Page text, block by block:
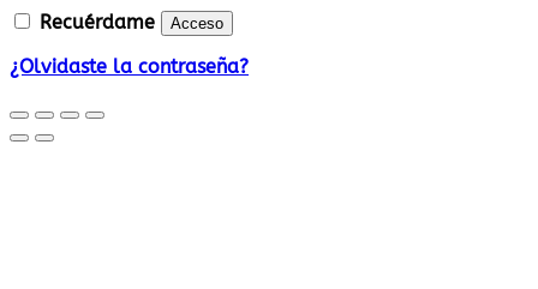
Recuérdame Acceso
¿Olvidaste la contraseña?